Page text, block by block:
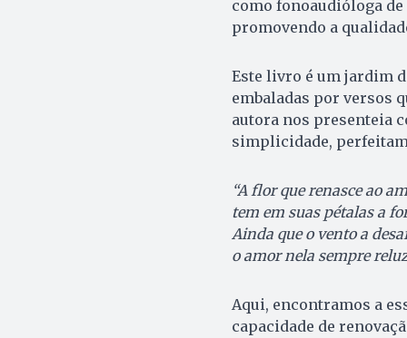
como fonoaudióloga
promovendo a
Este livro é um jardim
embaladas por versos
autora nos presenteia
simplicidade,
“A flor que renasce ao
tem em suas pétalas a
Ainda que o vento a
o amor nela sempre
Aqui, encontramos a
capacidade de